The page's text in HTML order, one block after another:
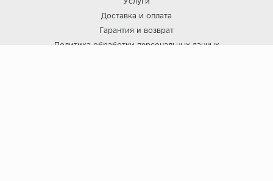
Услуги
Доставка и оплата
Гарантия и возврат
Политика обработки персональных данных